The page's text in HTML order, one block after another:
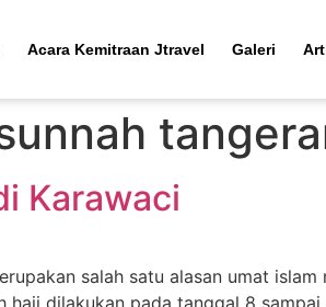
Acara Kemitraan Jtravel Galeri
Karawaci
salah satu alasan umat
dilakukan pada tanggal 8